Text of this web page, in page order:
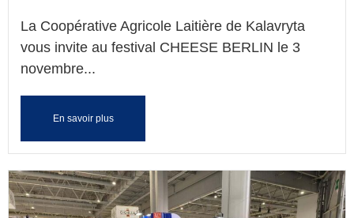
La Coopérative Agricole Laitière de Kalavryta
vous invite au festival CHEESE BERLIN le 3
novembre...
En savoir plus